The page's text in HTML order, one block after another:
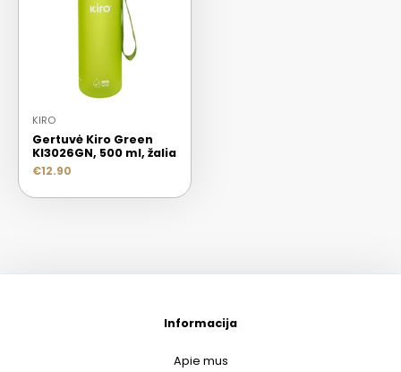
KIRO
Gertuvė Kiro Green
KI3026GN, 500 ml, žalia
€12.90
Informacija
Apie mus